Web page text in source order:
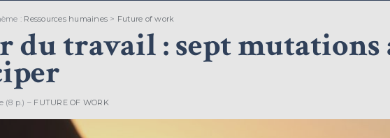
: Ressources humaines > Future of work
du travail : sept mutations
(8 p.) – FUTURE OF WORK